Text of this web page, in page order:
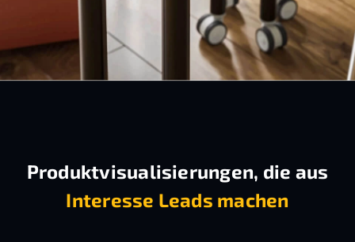
Produktvisualisierungen, die aus
Interesse Leads machen